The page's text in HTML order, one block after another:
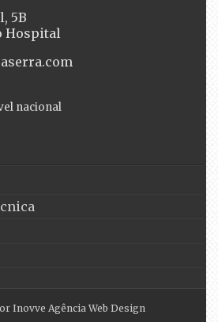
5B
Hospital
nacional
Inovve Agência Web Design